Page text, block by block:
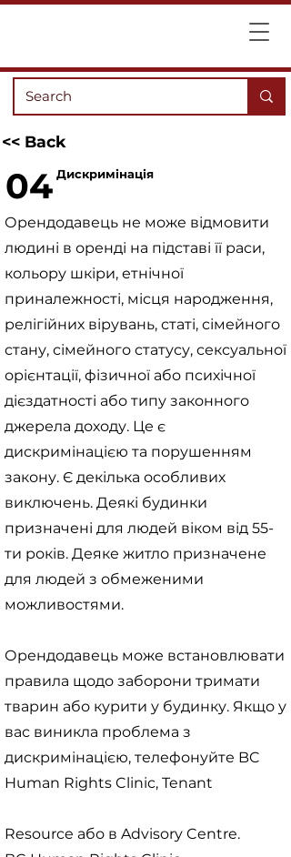
<< Back
04 Дискримінація
Орендодавець не може відмовити
людині в оренді на підставі її раси,
кольору шкіри, етнічної
приналежності, місця народження,
релігійних вірувань, статі, сімейного
стану, сімейного статусу, сексуальної
орієнтації, фізичної або психічної
дієздатності або типу законного
джерела доходу. Це є
дискримінацією та порушенням
закону. Є декілька особливих
виключень. Деякі будинки
призначені для людей віком від 55-
ти років. Деяке житло призначене
для людей з обмеженими
можливостями.
Орендодавець може встановлювати
правила щодо заборони тримати
тварин або курити у будинку. Якщо у
вас виникла проблема з
дискримінацією, телефонуйте BC
Human Rights Clinic, Tenant
Resource або в Advisory Centre.